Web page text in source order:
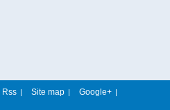
Rss | Site map | Google+ |